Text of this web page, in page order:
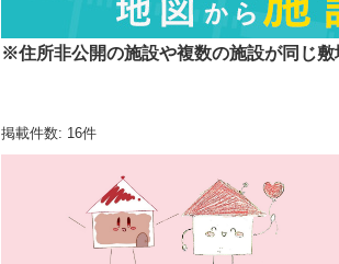
※住所非公開の施設や複数の施設が同じ敷
掲載件数: 16件